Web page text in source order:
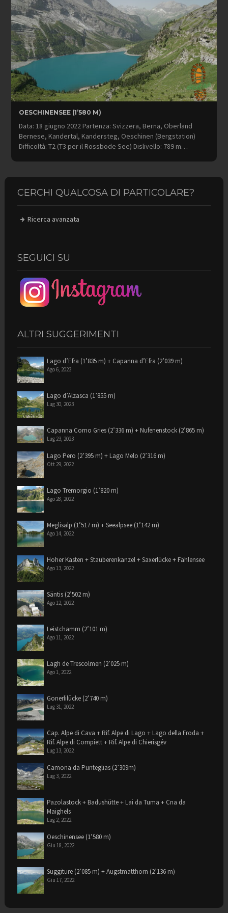
OESCHINENSEE (1’580 M)
Data: 18 giugno 2022 Partenza: Svizzera, Berna, Oberland
Bernese, Kandertal, Kandersteg, Oeschinen (Bergstation)
Difficoltà: T2 (T3 per il Rossbode See) Dislivello: 789 m…
CERCHI QUALCOSA DI PARTICOLARE?
Ricerca avanzata
SEGUICI SU
ALTRI SUGGERIMENTI
Lago d’Efra (1’835 m) + Capanna d’Efra (2’039 m)
Ago 6, 2023
Lago d’Alzasca (1’855 m)
Lug 30, 2023
Capanna Corno Gries (2’336 m) + Nufenenstock (2’865 m)
Lug 23, 2023
Lago Pero (2’395 m) + Lago Melo (2’316 m)
Ott 29, 2022
Lago Tremorgio (1’820 m)
Ago 28, 2022
Meglisalp (1’517 m) + Seealpsee (1’142 m)
Ago 14, 2022
Hoher Kasten + Stauberenkanzel + Saxerlücke + Fählensee
Ago 13, 2022
Säntis (2’502 m)
Ago 12, 2022
Leistchamm (2’101 m)
Ago 11, 2022
Lagh de Trescolmen (2’025 m)
Ago 1, 2022
Gonerlilücke (2’740 m)
Lug 31, 2022
Cap. Alpe di Cava + Rif. Alpe di Lago + Lago della Froda +
Rif. Alpe di Compiett + Rif. Alpe di Chierisgév
Lug 13, 2022
Camona da Punteglias (2’309m)
Lug 3, 2022
Pazolastock + Badushütte + Lai da Tuma + Cna da
Maighels
Lug 2, 2022
Oeschinensee (1’580 m)
Giu 18, 2022
Suggiture (2’085 m) + Augstmatthorn (2’136 m)
Giu 17, 2022